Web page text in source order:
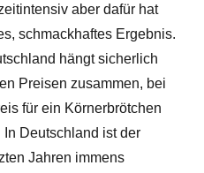
aber dafür hat
schmackhaftes Ergebnis.
hängt sicherlich
Preisen zusammen, bei
für ein Körnerbrötchen
Deutschland ist der
Jahren immens